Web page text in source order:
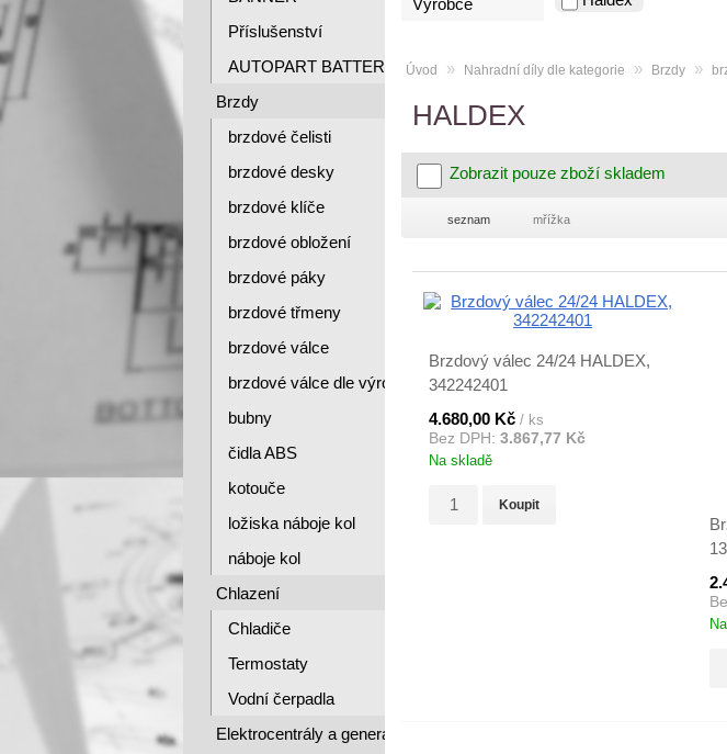
Příslušenství
AUTOPART BATTERY
Brzdy
brzdové čelisti
brzdové desky
brzdové klíče
brzdové obložení
brzdové páky
brzdové třmeny
brzdové válce
brzdové válce dle výrobce
bubny
čidla ABS
kotouče
ložiska náboje kol
náboje kol
Chlazení
Chladiče
Termostaty
Vodní čerpadla
Elektrocentrály a generátory
Výrobce
Úvod » Nahradní díly dle kategorie » Brzdy »
HALDEX
Zobrazit pouze zboží skladem
seznam mřížka
Brzdový válec 24/24 HALDEX,
342242401
4.680,00 Kč / ks
Bez DPH: 3.867,77 Kč
Na skladě
Koupit